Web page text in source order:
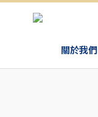
關於我們